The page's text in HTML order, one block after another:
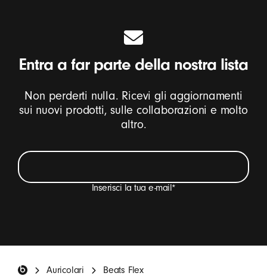
Entra a far parte della nostra lista
Non perderti nulla. Ricevi gli aggiornamenti
sui nuovi prodotti, sulle collaborazioni e molto
altro.
Inserisci la tua e-mail*
sondaggi.*
Auricolari Beats Flex